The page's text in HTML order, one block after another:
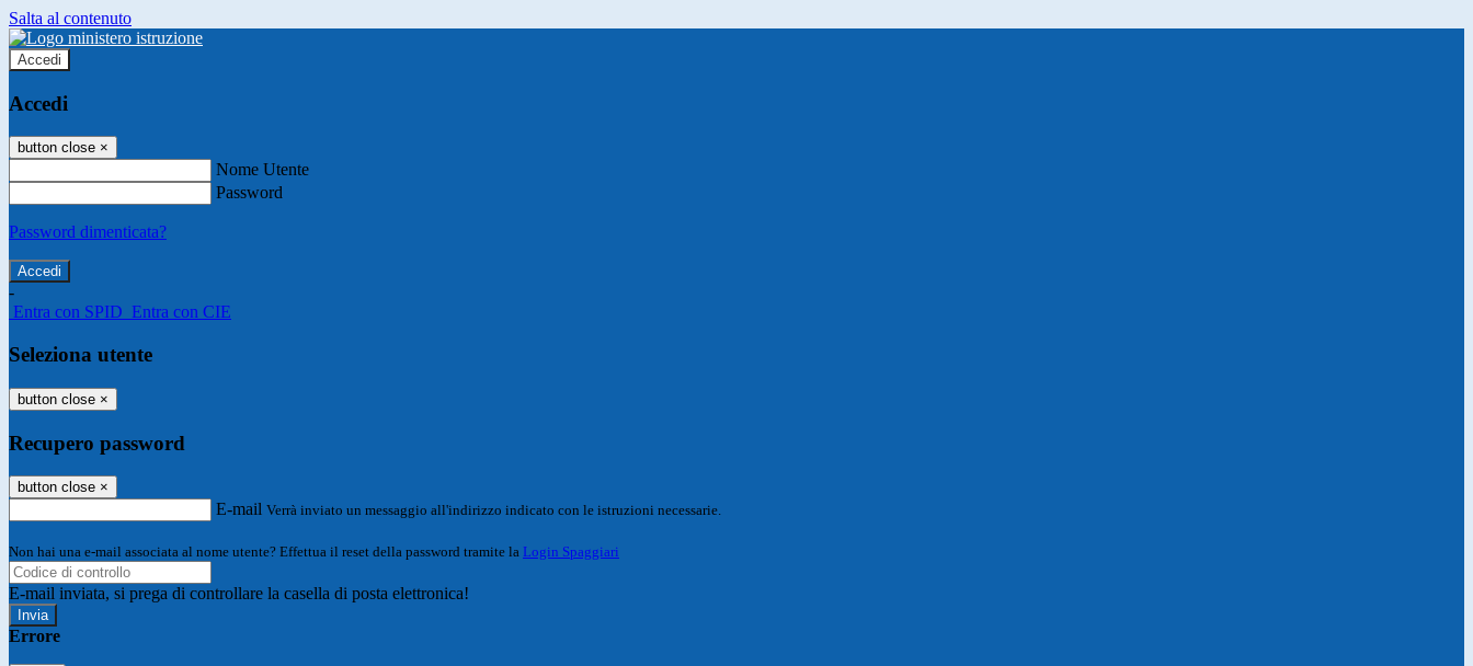
Salta al contenuto
Accedi
Accedi
button close ×
Nome Utente
Password
Password dimenticata?
-
Entra con SPID Entra con CIE
Seleziona utente
button close ×
Recupero password
button close ×
E-mail Verrà inviato un messaggio all'indirizzo indicato con le istruzioni necessarie.
Non hai una e-mail associata al nome utente? Effettua il reset della password tramite la Login Spaggiari
E-mail inviata, si prega di controllare la casella di posta elettronica!
Errore